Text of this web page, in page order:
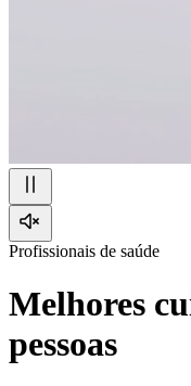
Profissionais de saúde
Melhores
pessoas